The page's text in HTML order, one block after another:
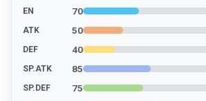
EN 70
ATK 50
DEF 40
SP.ATK 85
SP.DEF 75